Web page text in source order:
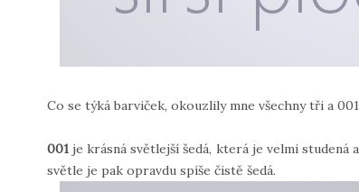
Co se týká barviček, okouzlily mne všechny tři a
001 je krásná světlejší šedá, která je velmi studená
světle je pak opravdu spíše čistě šedá.